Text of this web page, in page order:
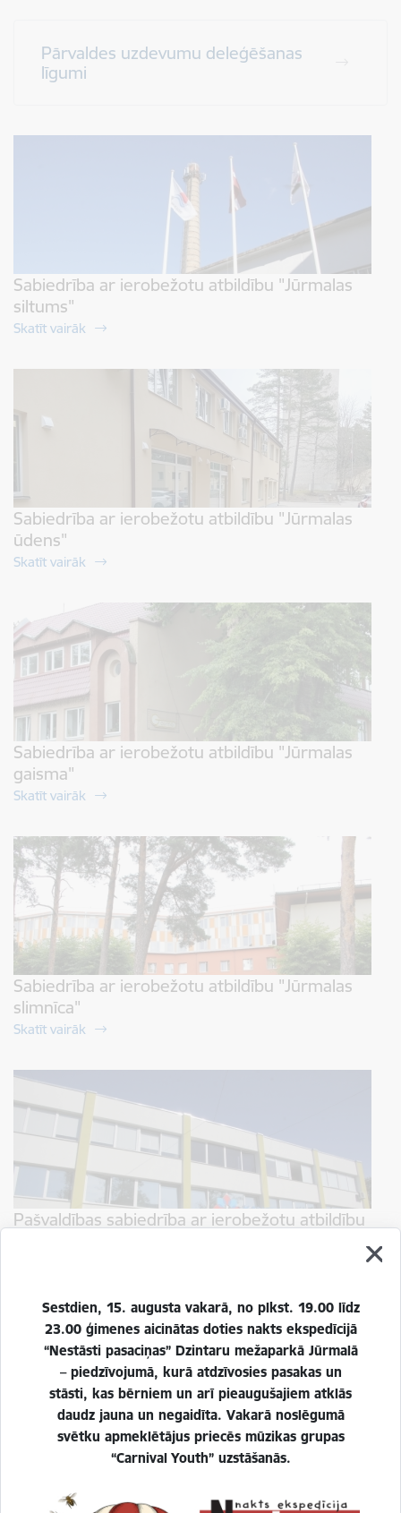
Sestdien, 15. augusta vakarā, no plkst. 19.00 līdz
23.00 ģimenes aicinātas doties nakts ekspedīcijā
“Nestāsti pasaciņas” Dzintaru mežaparkā Jūrmalā
– piedzīvojumā, kurā atdzīvosies pasakas un
stāsti, kas bērniem un arī pieaugušajiem atklās
daudz jauna un negaidīta. Vakarā noslēgumā
svētku apmeklētājus priecēs mūzikas grupas
“Carnival Youth” uzstāšanās.
Pārvaldes uzdevumu deleģēšanas
līgumi
Sabiedrība ar ierobežotu atbildību "Jūrmalas
siltums"
Skatīt vairāk
Sabiedrība ar ierobežotu atbildību "Jūrmalas
ūdens"
Skatīt vairāk
Sabiedrība ar ierobežotu atbildību "Jūrmalas
gaisma"
Skatīt vairāk
Sabiedrība ar ierobežotu atbildību "Jūrmalas
slimnīca"
Skatīt vairāk
Pašvaldības sabiedrība ar ierobežotu atbildību
Pašvaldības sabiedrība ar ierobežotu atbildību
Skatīt vairāk